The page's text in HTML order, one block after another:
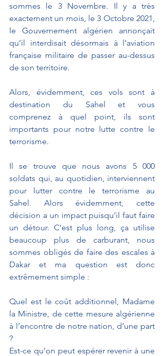
sommes le 3 Novembre. Il y a très
exactement un mois, le 3 Octobre 2021,
le Gouvernement algérien annonçait
qu’il interdisait désormais à l’aviation
française militaire de passer au-dessus
de son territoire.
Alors, évidemment, ces vols sont à
destination du Sahel et vous
comprenez à quel point, ils sont
importants pour notre lutte contre le
terrorisme.
Il se trouve que nous avons 5 000
soldats qui, au quotidien, interviennent
pour lutter contre le terrorisme au
Sahel. Alors évidemment, cette
décision a un impact puisqu’il faut faire
un détour. C’est plus long, ça utilise
beaucoup plus de carburant, nous
sommes obligés de faire des escales à
Dakar et ma question est donc
extrêmement simple :
Quel est le coût additionnel, Madame
la Ministre, de cette mesure algérienne
à l’encontre de notre nation, d’une part
?
Est-ce qu’on peut espérer revenir à une